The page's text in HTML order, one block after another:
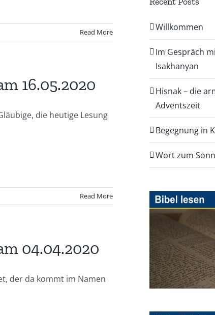
Read More
16.05.2020
die heutige Lesung
Read More
04.04.2020
der da kommt im Namen
Willkommen
Im Gespräch
Isakhanyan
Hisnak – die
Adventszeit
Begegnung in
Wort zum